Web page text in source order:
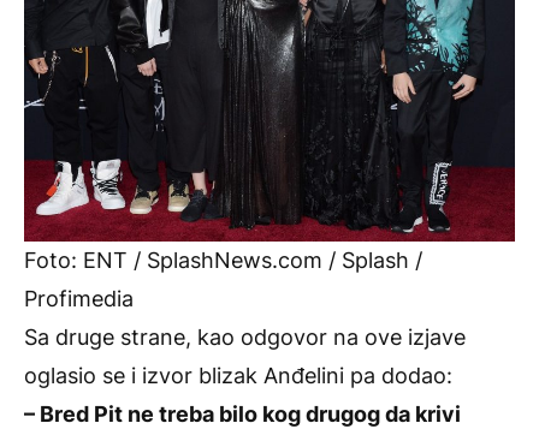
Foto: ENT / SplashNews.com / Splash /
Profimedia
Sa druge strane, kao odgovor na ove izjave
oglasio se i izvor blizak Anđelini pa dodao:
– Bred Pit ne treba bilo kog drugog da krivi